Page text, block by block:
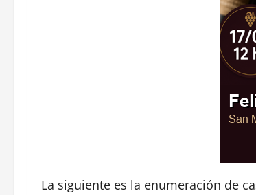
La siguiente es la enumeración de